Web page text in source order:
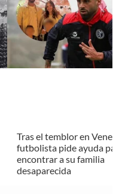
Tras el temblor en
futbolista pide ayuda
encontrar a su familia
desaparecida